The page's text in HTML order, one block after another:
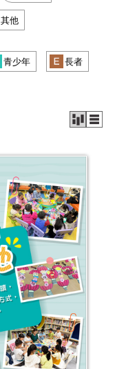
其他
青少年 長者